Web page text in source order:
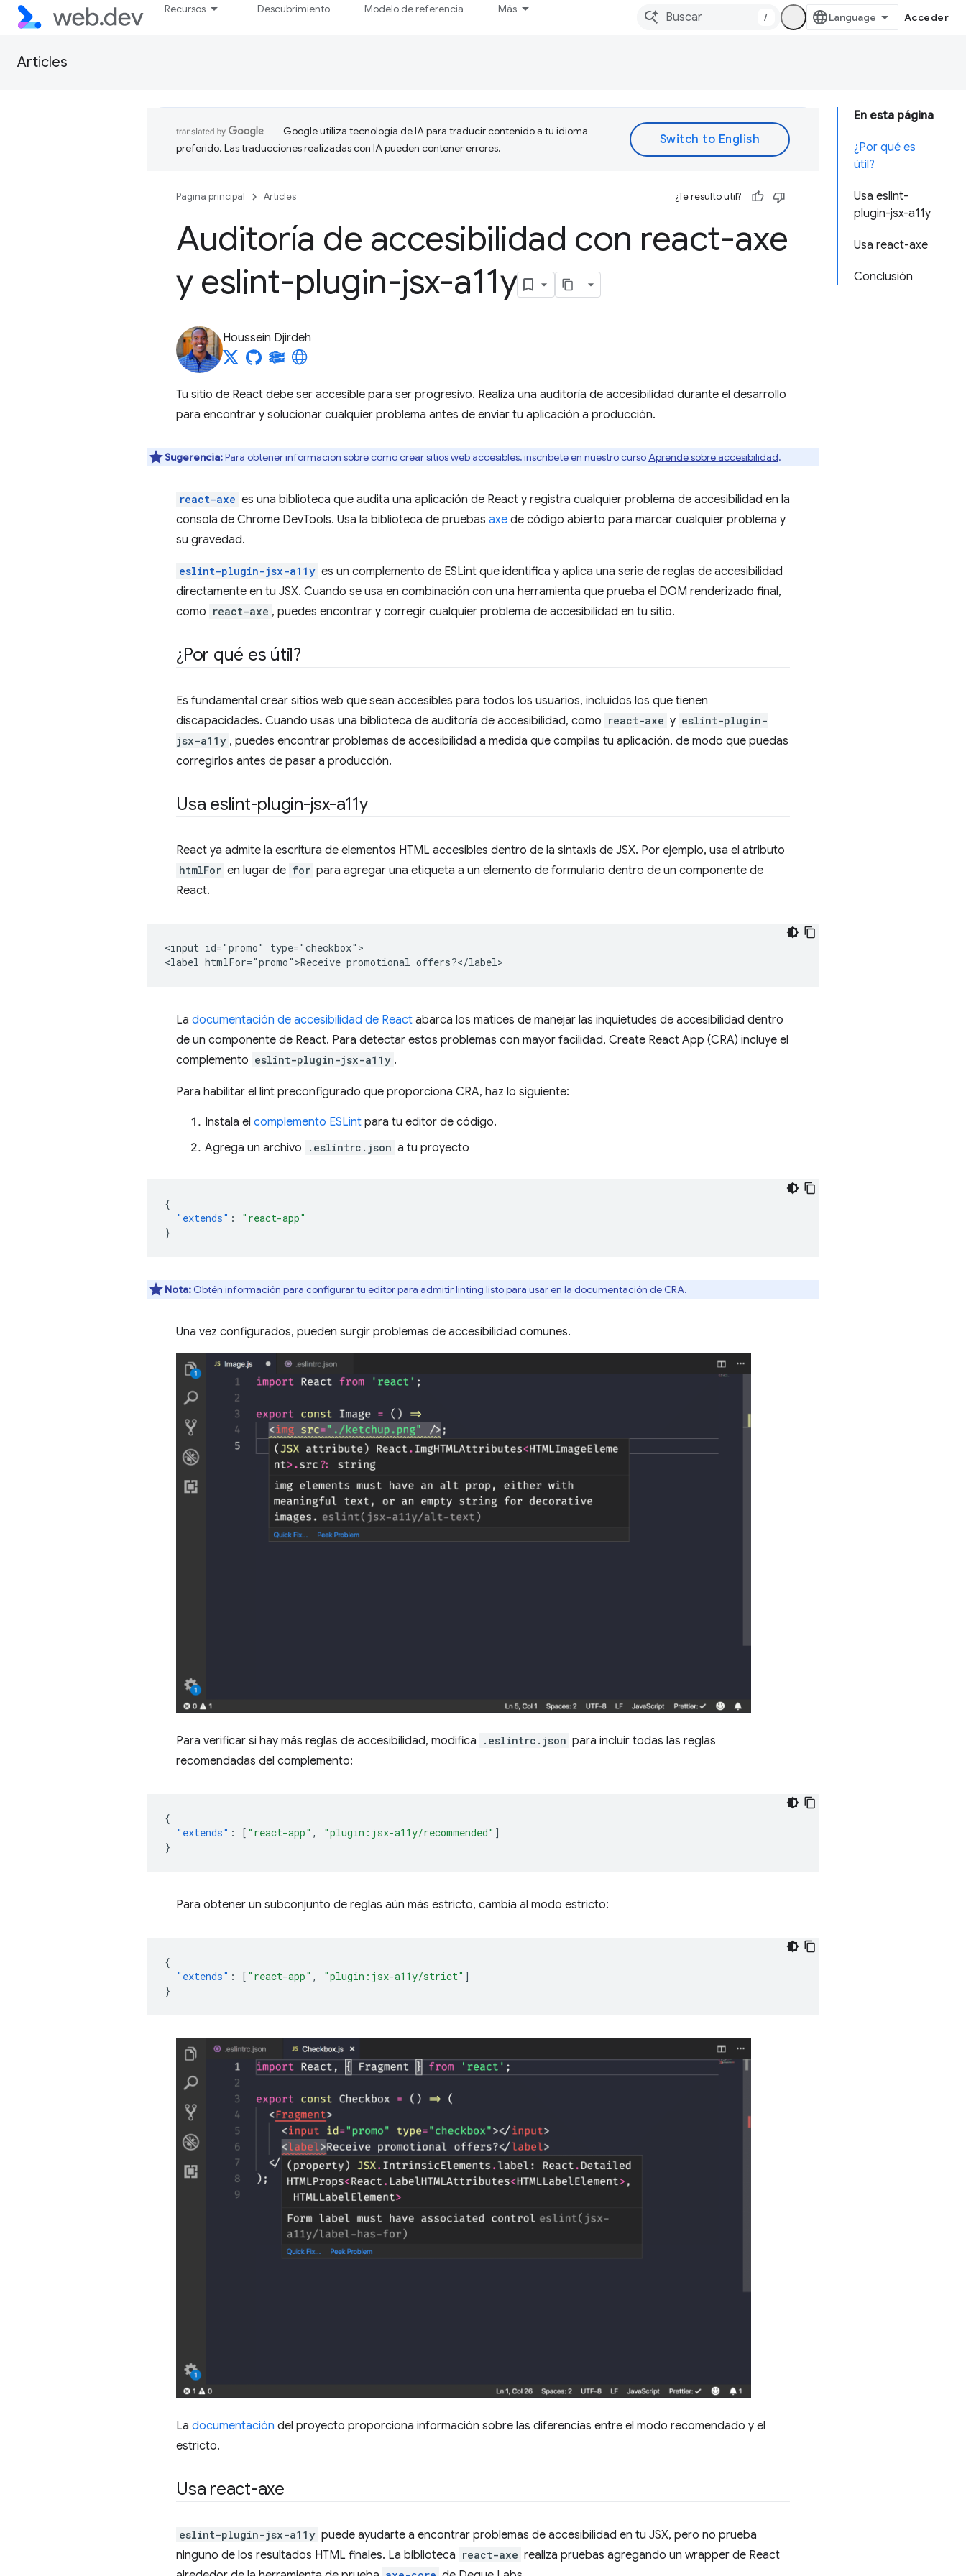
Recursos Descubrimiento Modelo de referencia Más
/ Acceder
Articles
En esta página
¿Por qué es
útil?
Usa eslint-
plugin-jsx-a11y
Usa react-axe
Conclusión
Google utiliza tecnología de IA para traducir contenido a tu idioma
preferido. Las traducciones realizadas con IA pueden contener errores.
Página principal Articles ¿Te resultó útil?
Auditoría de accesibilidad con react-axe
y eslint-plugin-jsx-a11y
Houssein Djirdeh
Tu sitio de React debe ser accesible para ser progresivo. Realiza una auditoría de accesibilidad durante el desarrollo
para encontrar y solucionar cualquier problema antes de enviar tu aplicación a producción.
Sugerencia:Para obtener información sobre cómo crear sitios web accesibles, inscríbete en nuestro cursoAprende sobre accesibilidad.
react-axe es una biblioteca que audita una aplicación de React y registra cualquier problema de accesibilidad en la
consola de Chrome DevTools. Usa la biblioteca de pruebas axe de código abierto para marcar cualquier problema y
su gravedad.
eslint-plugin-jsx-a11y es un complemento de ESLint que identifica y aplica una serie de reglas de accesibilidad
directamente en tu JSX. Cuando se usa en combinación con una herramienta que prueba el DOM renderizado final,
como react-axe , puedes encontrar y corregir cualquier problema de accesibilidad en tu sitio.
¿Por qué es útil?
Es fundamental crear sitios web que sean accesibles para todos los usuarios, incluidos los que tienen
discapacidades. Cuando usas una biblioteca de auditoría de accesibilidad, como react-axe y eslint-plugin-
jsx-a11y , puedes encontrar problemas de accesibilidad a medida que compilas tu aplicación, de modo que puedas
corregirlos antes de pasar a producción.
Usa eslint-plugin-jsx-a11y
React ya admite la escritura de elementos HTML accesibles dentro de la sintaxis de JSX. Por ejemplo, usa el atributo
htmlFor en lugar de for para agregar una etiqueta a un elemento de formulario dentro de un componente de
React.
<input id="promo" type="checkbox">
La documentación de accesibilidad de React abarca los matices de manejar las inquietudes de accesibilidad dentro
de un componente de React. Para detectar estos problemas con mayor facilidad, Create React App (CRA) incluye el
complemento eslint-plugin-jsx-a11y .
Para habilitar el lint preconfigurado que proporciona CRA, haz lo siguiente:
Instala el complemento ESLint para tu editor de código.
Agrega un archivo
.eslintrc.json a tu proyecto
{
"extends" :
"react-app"
}
Nota: Obtén información para configurar tu editor para admitir linting listo para usar en la documentación de CRA.
Una vez configurados, pueden surgir problemas de accesibilidad comunes.
Para verificar si hay más reglas de accesibilidad, modifica .eslintrc.json para incluir todas las reglas
recomendadas del complemento:
{
"extends" : [ "react-app" , "plugin:jsx-a11y/recommended" ]
}
Para obtener un subconjunto de reglas aún más estricto, cambia al modo estricto:
{
"extends" : [ "react-app" , "plugin:jsx-a11y/strict" ]
}
La documentación del proyecto proporciona información sobre las diferencias entre el modo recomendado y el
estricto.
Usa react-axe
eslint-plugin-jsx-a11y puede ayudarte a encontrar problemas de accesibilidad en tu JSX, pero no prueba
ninguno de los resultados HTML finales. La biblioteca react-axe realiza pruebas agregando un wrapper de React